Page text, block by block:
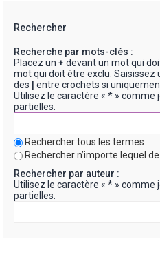
Rechercher
Recherche par mots-clés :
Placez un + devant un mot qui
mot qui doit être exclu. Saisissez
des
entre crochets si
Utilisez le caractère « * » comme
partielles.
Rechercher tous les termes
Rechercher n’importe lequel
Rechercher par auteur :
Utilisez le caractère « * » comme
partielles.